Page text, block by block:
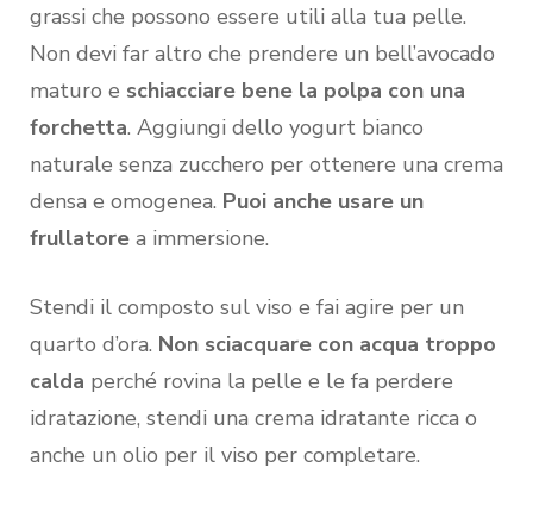
grassi che possono essere utili alla tua pelle.
Non devi far altro che prendere un bell’avocado
maturo e schiacciare bene la polpa con una
forchetta. Aggiungi dello yogurt bianco
naturale senza zucchero per ottenere una crema
densa e omogenea. Puoi anche usare un
frullatore a immersione.
Stendi il composto sul viso e fai agire per un
quarto d’ora. Non sciacquare con acqua troppo
calda perché rovina la pelle e le fa perdere
idratazione, stendi una crema idratante ricca o
anche un olio per il viso per completare.